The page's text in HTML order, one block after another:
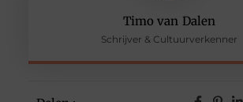
Timo van Dalen
Schrijver & Cultuurverkenner